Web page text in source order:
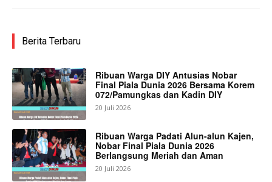
Berita Terbaru
Ribuan Warga DIY Antusias Nobar
Final Piala Dunia 2026 Bersama Korem
072/Pamungkas dan Kadin DIY
20 Juli 2026
Ribuan Warga Padati Alun-alun Kajen,
Nobar Final Piala Dunia 2026
Berlangsung Meriah dan Aman
20 Juli 2026